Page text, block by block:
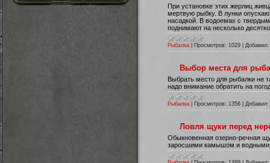
При установке этих жерлиц
мертвую рыбку. В лунки
насадкой. В водоемах с
поднимают на несколько
Рыбалка Просмотров: 1029 Добавил:
Выбор места для
Выбрать место для рыбалки не
надо внимание обратить на
Рыбалка Просмотров: 1356 Добавил:
Ловля щуки перед
Обыкновенная озерно-речная
заросшими камышом и водными